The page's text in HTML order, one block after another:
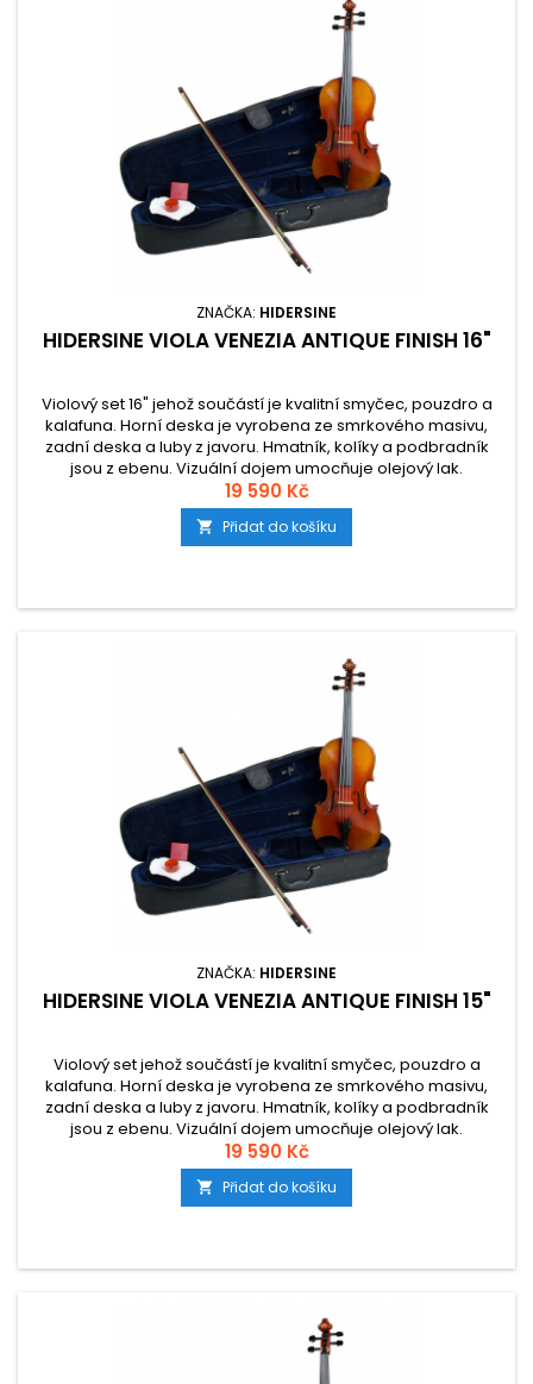
ZNAČKA: HIDERSINE
HIDERSINE VIOLA VENEZIA ANTIQUE FINISH 16"
Violový set 16" jehož součástí je kvalitní smyčec, pouzdro a
kalafuna. Horní deska je vyrobena ze smrkového masivu,
zadní deska a luby z javoru. Hmatník, kolíky a podbradník
jsou z ebenu. Vizuální dojem umocňuje olejový lak.
19 590 Kč
 Přidat do košíku
ZNAČKA: HIDERSINE
HIDERSINE VIOLA VENEZIA ANTIQUE FINISH 15"
Violový set jehož součástí je kvalitní smyčec, pouzdro a
kalafuna. Horní deska je vyrobena ze smrkového masivu,
zadní deska a luby z javoru. Hmatník, kolíky a podbradník
jsou z ebenu. Vizuální dojem umocňuje olejový lak.
19 590 Kč
 Přidat do košíku